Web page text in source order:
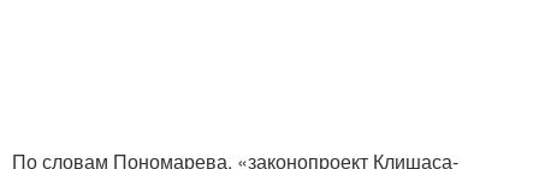
По словам Пономарева, «законопроект Клишаса-